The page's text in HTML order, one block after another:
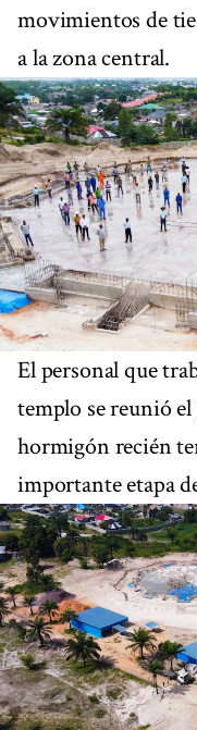
movimientos de
a la zona central.
El personal que
templo se reunió el
hormigón recién
importante etapa